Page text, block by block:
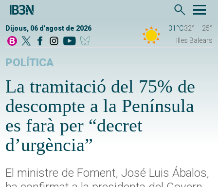
Dijous, 06 d'agost de 2026 31°C32°
25°
Illes Balears
POLÍTICA
La tramitació del 75% de
descompte a la Península
es farà per “decret
d’urgència”
El ministre de Foment, José Luis Ábalos,